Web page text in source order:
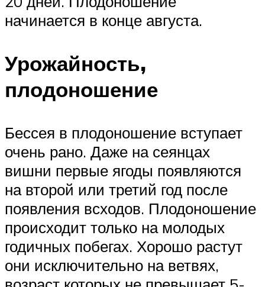
начинается в конце августа.
Урожайность,
плодоношение
Бессея в плодоношение вступает
очень рано. Даже на сеянцах
вишни первые ягоды появляются
на второй или третий год после
появления всходов. Плодоношение
происходит только на молодых
годичных побегах. Хорошо растут
они исключительно на ветвях,